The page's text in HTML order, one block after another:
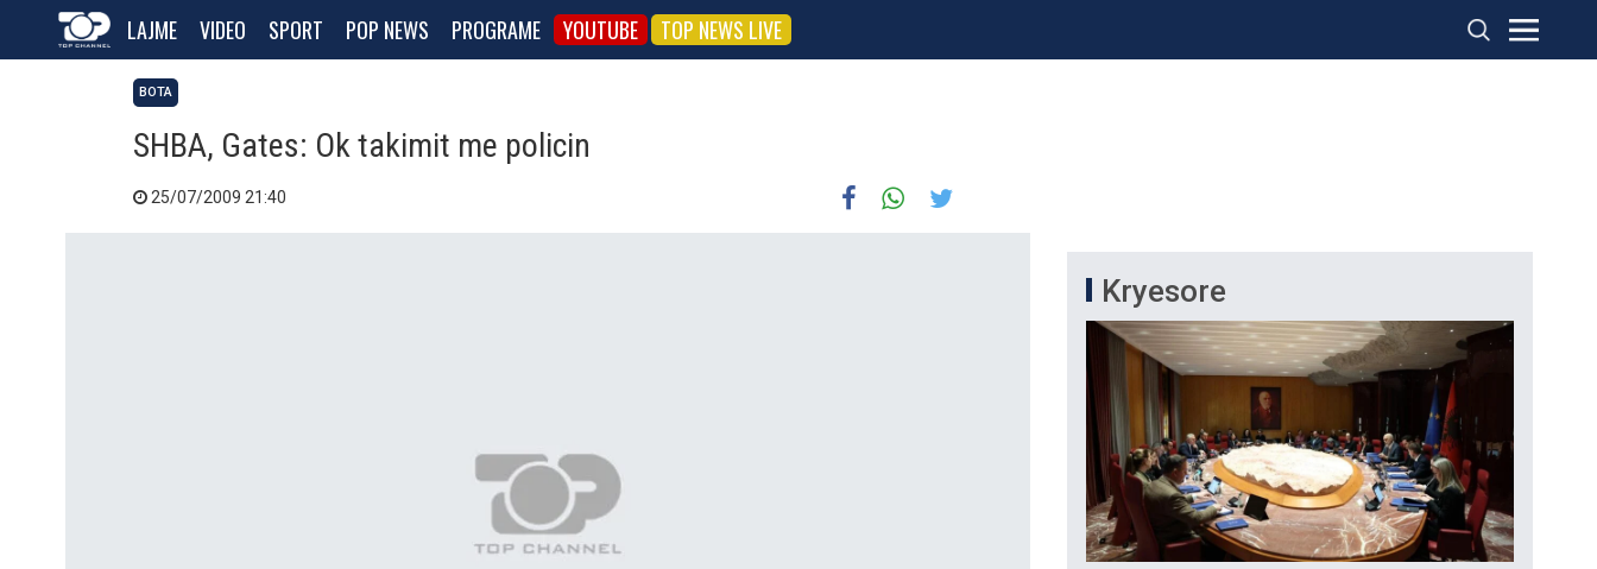
LAJME VIDEO SPORT POP NEWS PROGRAME YOUTUBE TOP NEWS LIVE
BOTA
SHBA, Gates: Ok takimit me policin
25/07/2009 21:40
Kryesore